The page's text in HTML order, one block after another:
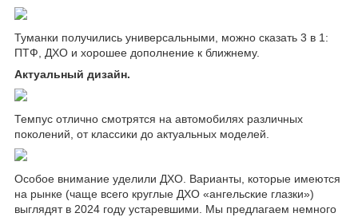
Туманки получились универсальными, можно сказать 3 в 1:
ПТФ, ДХО и хорошее дополнение к ближнему.
Актуальный дизайн.
Темпус отлично смотрятся на автомобилях различных
поколений, от классики до актуальных моделей.
Особое внимание уделили ДХО. Варианты, которые имеются
на рынке (чаще всего круглые ДХО «ангельские глазки»)
выглядят в 2024 году устаревшими. Мы предлагаем немного